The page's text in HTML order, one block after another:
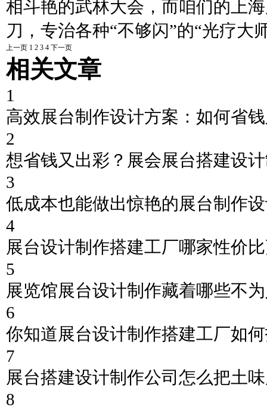
相斗艳的武林大会，而咱们的上
刀，专治各种“不够闪”的“光疗
上一页 1 2 3 4 下一页
相关文章
1
高效展台制作设计方案：如何省
2
想省钱又出彩？展会展台搭建设
3
低成本也能做出惊艳的展台制作
4
展台设计制作搭建工厂哪家性价
5
展览馆展台设计制作藏着哪些不
6
你知道展台设计制作搭建工厂如
7
展台搭建设计制作公司怎么把土
8